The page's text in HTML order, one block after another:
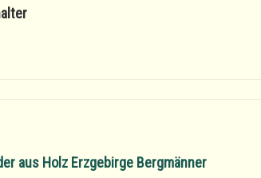
aus Holz Erzgebirge Bergmänner